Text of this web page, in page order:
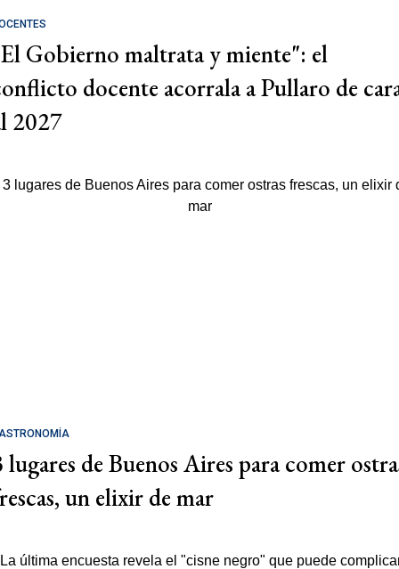
Gobierno maltrata y miente": el
docente acorrala a Pullaro de
2027
lugares de Buenos Aires para comer
un elixir de mar